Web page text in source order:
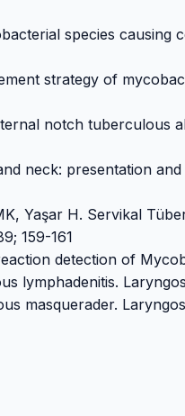
species causing
strategy of
notch tuberculous
neck: presentation and
Yaşar H. Servikal
159-161
detection of
lymphadenitis.
masquerader.